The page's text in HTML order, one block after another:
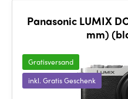
Panasonic LUMIX
mm)
Gratisversand
inkl. Gratis Geschenk